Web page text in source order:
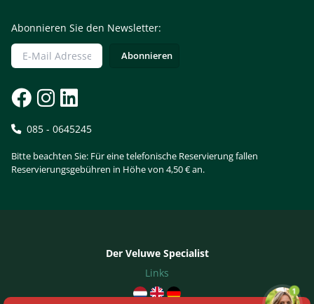
Abonnieren Sie den Newsletter:
085 - 0645245
Bitte beachten Sie: Für eine telefonische Reservierung fallen
Reservierungsgebühren in Höhe von 4,50 € an.
Der Veluwe Specialist
Links
1